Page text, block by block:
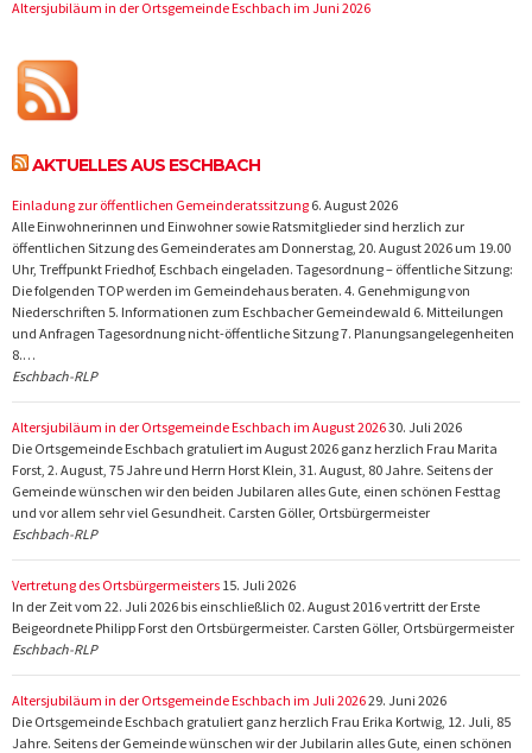
Altersjubiläum in der Ortsgemeinde Eschbach im Juni 2026
AKTUELLES AUS ESCHBACH
Einladung zur öffentlichen Gemeinderatssitzung 6. August 2026
Alle Einwohnerinnen und Einwohner sowie Ratsmitglieder sind herzlich zur
öffentlichen Sitzung des Gemeinderates am Donnerstag, 20. August 2026 um 19.00
Uhr, Treffpunkt Friedhof, Eschbach eingeladen. Tagesordnung – öffentliche Sitzung:
Die folgenden TOP werden im Gemeindehaus beraten. 4. Genehmigung von
Niederschriften 5. Informationen zum Eschbacher Gemeindewald 6. Mitteilungen
und Anfragen Tagesordnung nicht-öffentliche Sitzung 7. Planungsangelegenheiten
8.…
Eschbach-RLP
Altersjubiläum in der Ortsgemeinde Eschbach im August 202630. Juli 2026
Die Ortsgemeinde Eschbach gratuliert im August 2026 ganz herzlich Frau Marita
Forst, 2. August, 75 Jahre und Herrn Horst Klein, 31. August, 80 Jahre. Seitens der
Gemeinde wünschen wir den beiden Jubilaren alles Gute, einen schönen Festtag
und vor allem sehr viel Gesundheit. Carsten Göller, Ortsbürgermeister
Eschbach-RLP
Vertretung des Ortsbürgermeisters 15. Juli 2026
In der Zeit vom 22. Juli 2026 bis einschließlich 02. August 2016 vertritt der Erste
Beigeordnete Philipp Forst den Ortsbürgermeister. Carsten Göller, Ortsbürgermeister
Eschbach-RLP
Altersjubiläum in der Ortsgemeinde Eschbach im Juli 202629. Juni 2026
Die Ortsgemeinde Eschbach gratuliert ganz herzlich Frau Erika Kortwig, 12. Juli, 85
Jahre. Seitens der Gemeinde wünschen wir der Jubilarin alles Gute, einen schönen